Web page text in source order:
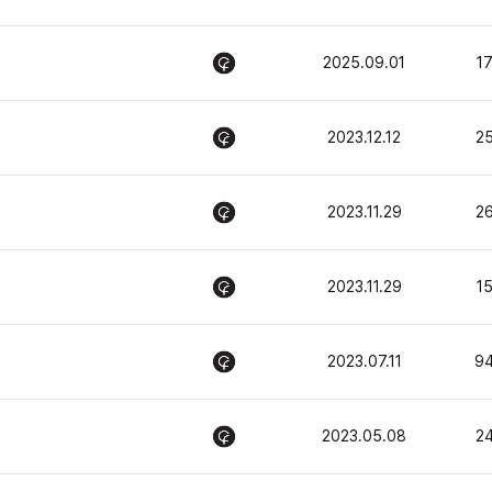
2025.09.01
2023.12.12
2023.11.29
2023.11.29
2023.07.11
2023.05.08